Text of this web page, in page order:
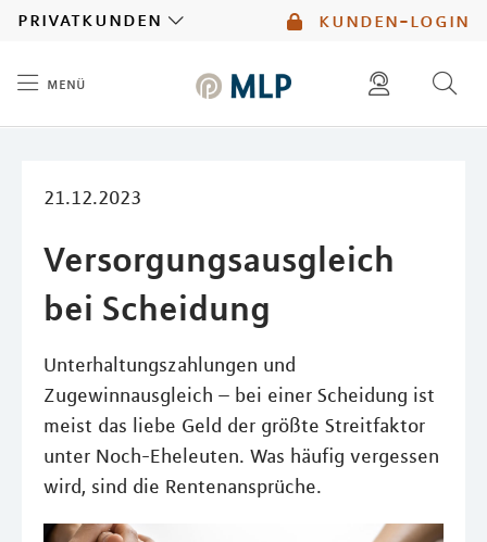
kunden-login
privatkunden
menü
21.12.2023
Versorgungsausgleich
bei Scheidung
Unterhaltungszahlungen und
Zugewinnausgleich – bei einer Scheidung ist
meist das liebe Geld der größte Streitfaktor
unter Noch-Eheleuten. Was häufig vergessen
wird, sind die Rentenansprüche.